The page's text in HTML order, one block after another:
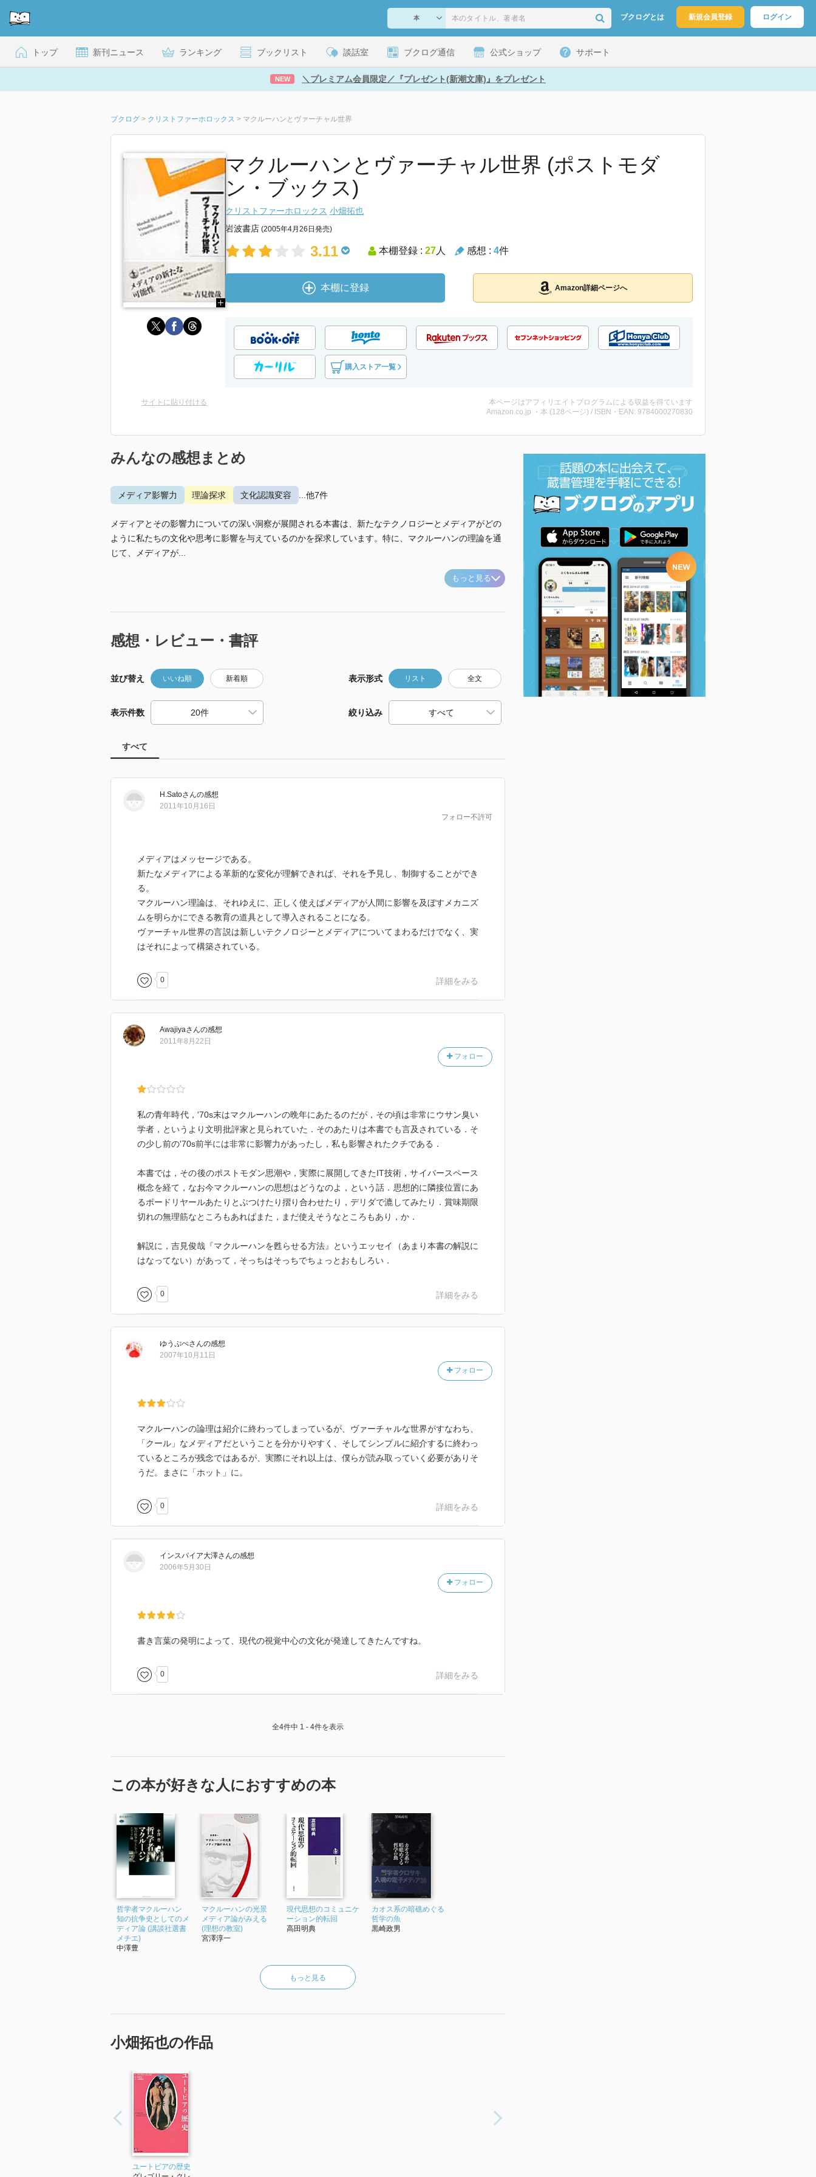
ブクログとは 新規会員登録 ログイン
トップ 新刊ニュース ランキング ブックリスト 談話室 ブクログ通信 公式ショップ サポート
NEW ＼プレミアム会員限定／『プレゼント(新潮文庫)』をプレゼント
ブクログ > クリストファーホロックス > マクルーハンとヴァーチャル世界
マクルーハンとヴァーチャル世界 (ポストモダ
ン・ブックス)
クリストファーホロックス 小畑拓也
岩波書店 (2005年4月26日発売)
3.11 本棚登録 : 27人 感想 : 4件
本棚に登録 Amazon詳細ページへ
購入ストア一覧
サイトに貼り付ける
本ページはアフィリエイトプログラムによる収益を得ています
Amazon.co.jp ・本 (128ページ) / ISBN・EAN: 9784000270830
みんなの感想まとめ
メディア影響力 理論探求 文化認識変容 ...他7件
メディアとその影響力についての深い洞察が展開される本書は、新たなテクノロジーとメディアがどの
ように私たちの文化や思考に影響を与えているのかを探求しています。特に、マクルーハンの理論を通
じて、メディアが...
もっと見る
感想・レビュー・書評
並び替え いいね順 新着順 表示形式 リスト 全文
表示件数 絞り込み
すべて
H.Satoさんの感想
フォロー不許可
2011年10月16日
メディアはメッセージである。
新たなメディアによる革新的な変化が理解できれば、それを予見し、制御することができ
る。
マクルーハン理論は、それゆえに、正しく使えばメディアが人間に影響を及ぼすメカニズ
ムを明らかにできる教育の道具として導入されることになる。
ヴァーチャル世界の言説は新しいテクノロジーとメディアについてまわるだけでなく、実
はそれによって構築されている。
0 詳細をみる
Awajiyaさんの感想
フォロー
2011年8月22日
私の青年時代，'70s末はマクルーハンの晩年にあたるのだが，その頃は非常にウサン臭い
学者，というより文明批評家と見られていた．そのあたりは本書でも言及されている．そ
の少し前の'70s前半には非常に影響力があったし，私も影響されたクチである．
本書では，その後のポストモダン思潮や，実際に展開してきたIT技術，サイバースペース
概念を経て，なお今マクルーハンの思想はどうなのよ，という話．思想的に隣接位置にあ
るボードリヤールあたりとぶつけたり摺り合わせたり，デリダで漉してみたり．賞味期限
切れの無理筋なところもあればまた，まだ使えそうなところもあり，か．
解説に，吉見俊哉『マクルーハンを甦らせる方法』というエッセイ（あまり本書の解説に
はなってない）があって，そっちはそっちでちょっとおもしろい．
0 詳細をみる
ゆうぷぺさんの感想
フォロー
2007年10月11日
マクルーハンの論理は紹介に終わってしまっているが、ヴァーチャルな世界がすなわち、
「クール」なメディアだということを分かりやすく、そしてシンプルに紹介するに終わっ
ているところが残念ではあるが、実際にそれ以上は、僕らが読み取っていく必要がありそ
うだ。まさに「ホット」に。
0 詳細をみる
インスパイア大澤さんの感想
フォロー
2006年5月30日
書き言葉の発明によって、現代の視覚中心の文化が発達してきたんですね。
0 詳細をみる
全4件中 1 - 4件を表示
この本が好きな人におすすめの本
哲学者マクルーハン
知の抗争史としてのメ
ディア論 (講談社選書
メチエ)
中澤豊
マクルーハンの光景
メディア論がみえる
(理想の教室)
宮澤淳一
現代思想のコミュニケ
ーション的転回
高田明典
カオス系の暗礁めぐる
哲学の魚
黒崎政男
もっと見る
小畑拓也の作品
ユートピアの歴史